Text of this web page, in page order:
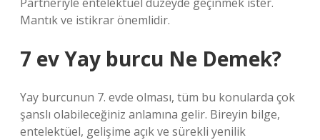
Mantık ve istikrar önemlidir.
7 ev Yay burcu Ne Demek?
Yay burcunun 7. evde olması, tüm bu konularda çok
şanslı olabileceğiniz anlamına gelir. Bireyin bilge,
entelektüel, gelişime açık ve sürekli yenilik